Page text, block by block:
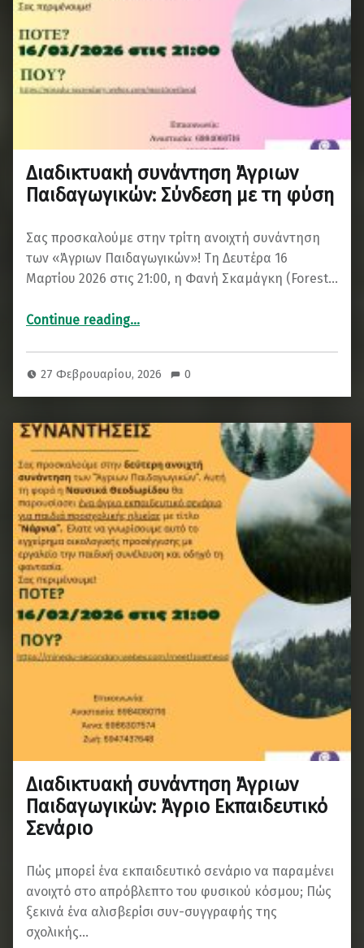
Διαδικτυακή συνάντηση Άγριων
Παιδαγωγικών: Σύνδεση με τη φύση
Σας προσκαλούμε στην τρίτη ανοιχτή συνάντηση
των «Άγριων Παιδαγωγικών»! Τη Δευτέρα 16
Μαρτίου 2026 στις 21:00, η Φανή Σκαμάγκη (Forest…
Continue reading“Διαδικτυακή συνάντηση Άγριων Παιδαγωγικών: Σύνδεση με τη φύση”
…
27 Φεβρουαρίου, 2026 0
Διαδικτυακή συνάντηση Άγριων
Παιδαγωγικών: Άγριο Εκπαιδευτικό
Σενάριο
Πώς μπορεί ένα εκπαιδευτικό σενάριο να παραμένει
ανοιχτό στο απρόβλεπτο του φυσικού κόσμου; Πώς
ξεκινά ένα αλισβερίσι συν-συγγραφής της
σχολικής…